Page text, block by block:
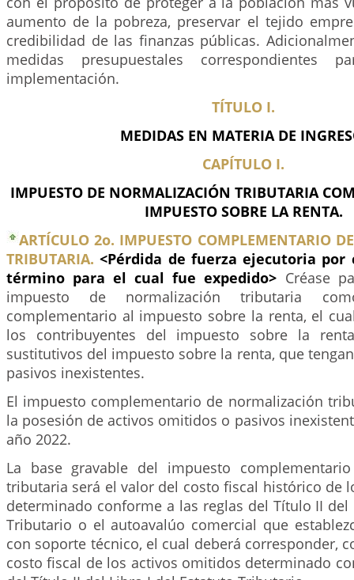
aumento de la pobreza, preservar el tejido
credibilidad de las finanzas públicas.
medidas presupuestales correspondientes
implementación.
TÍTULO I.
MEDIDAS EN MATERIA DE
CAPÍTULO I.
IMPUESTO DE NORMALIZACIÓN TRIBUTARIA
IMPUESTO SOBRE LA RENTA.
ARTÍCULO 2o. IMPUESTO COMPLEMENTARIO
TRIBUTARIA. <Pérdida de fuerza ejecutoria
término para el cual fue expedido> Créase
impuesto de normalización tributaria
complementario al impuesto sobre la renta, el
los contribuyentes del impuesto sobre la
sustitutivos del impuesto sobre la renta, que
pasivos inexistentes.
El impuesto complementario de normalización
la posesión de activos omitidos o pasivos
año 2022.
La base gravable del impuesto
tributaria será el valor del costo fiscal histórico de
determinado conforme a las reglas del Título II
Tributario o el autoavalúo comercial que
con soporte técnico, el cual deberá corresponder,
costo fiscal de los activos omitidos determinado